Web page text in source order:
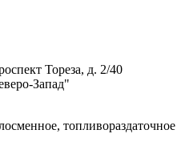
Тореза, д. 2/40
Запад"
топливораздаточное